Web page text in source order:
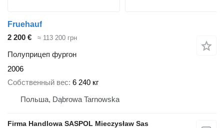
Fruehauf
2 200 €
≈ 113 200 грн
Полуприцеп фургон
2006
Собственный вес 6 240 кг
Польша, Dąbrowa Tarnowska
Firma Handlowa SASPOL Mieczysław Sas